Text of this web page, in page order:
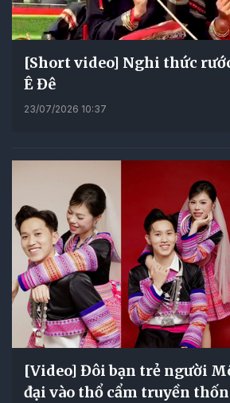
[Short video] Nghi thức
Ê Đê
23/07/2026 10:37
[Video] Đôi bạn trẻ người
đại vào thổ cẩm truyền